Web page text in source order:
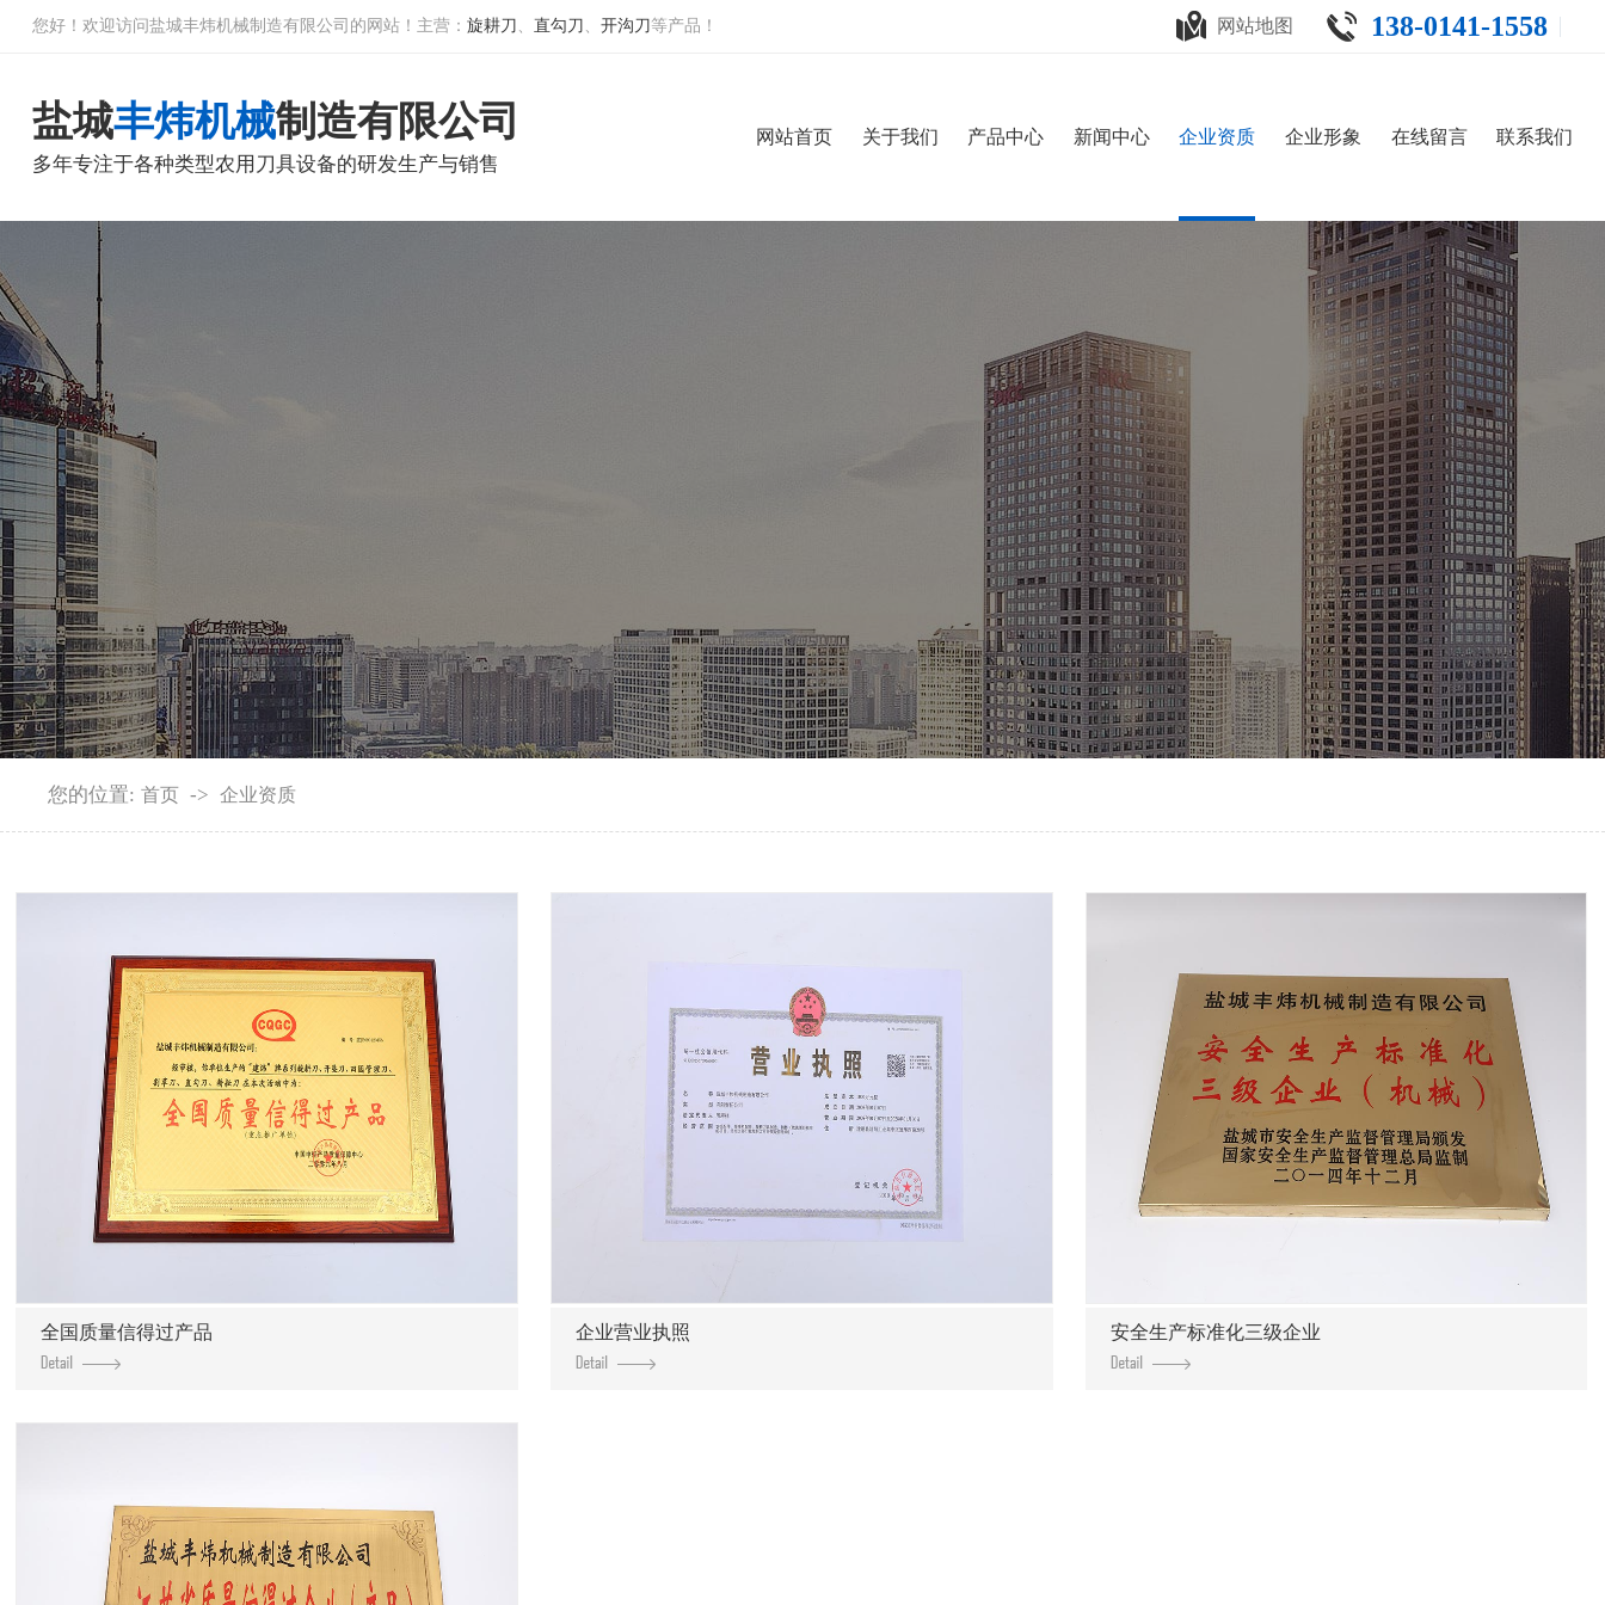
您好！欢迎访问盐城丰炜机械制造有限公司的网站！主营： 旋耕刀 、 直勾刀 、 开沟刀 等产品！ 网站地图 138-0141-1558
盐城丰炜机械制造有限公司
多年专注于各种类型农用刀具设备的研发生产与销售
网站首页 关于我们 产品中心 新闻中心 企业资质 企业形象 在线留言 联系我们
您的位置: 首页 -> 企业资质
全国质量信得过产品 企业营业执照 安全生产标准化三级企业